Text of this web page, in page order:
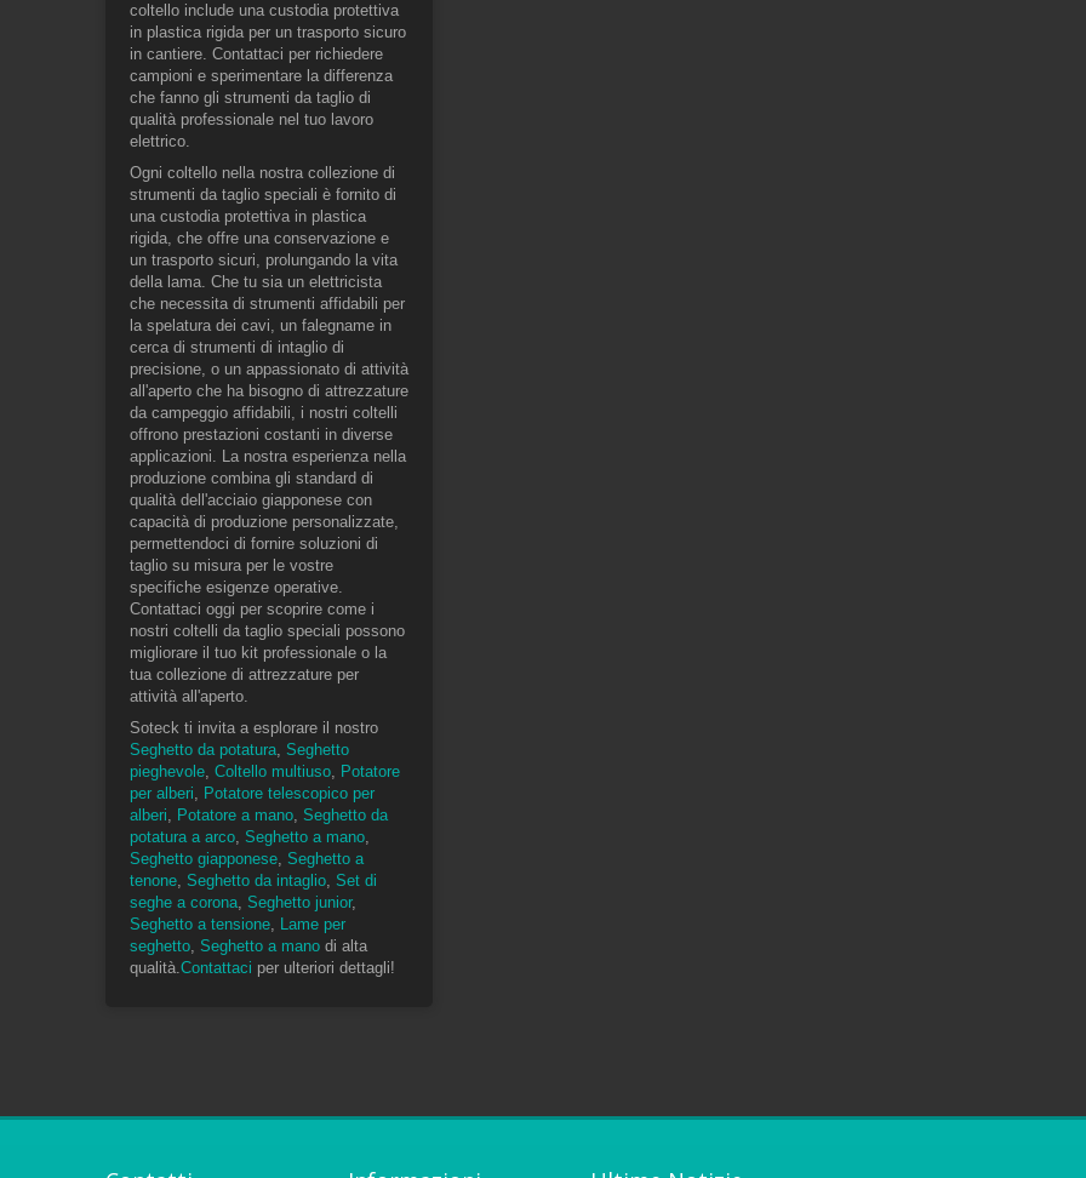
coltello include una custodia protettiva
in plastica rigida per un trasporto sicuro
in cantiere. Contattaci per richiedere
campioni e sperimentare la differenza
che fanno gli strumenti da taglio di
qualità professionale nel tuo lavoro
elettrico.
Ogni coltello nella nostra collezione di
strumenti da taglio speciali è fornito di
una custodia protettiva in plastica
rigida, che offre una conservazione e
un trasporto sicuri, prolungando la vita
della lama. Che tu sia un elettricista
che necessita di strumenti affidabili per
la spelatura dei cavi, un falegname in
cerca di strumenti di intaglio di
precisione, o un appassionato di attività
all'aperto che ha bisogno di attrezzature
da campeggio affidabili, i nostri coltelli
offrono prestazioni costanti in diverse
applicazioni. La nostra esperienza nella
produzione combina gli standard di
qualità dell'acciaio giapponese con
capacità di produzione personalizzate,
permettendoci di fornire soluzioni di
taglio su misura per le vostre
specifiche esigenze operative.
Contattaci oggi per scoprire come i
nostri coltelli da taglio speciali possono
migliorare il tuo kit professionale o la
tua collezione di attrezzature per
attività all'aperto.
Soteck ti invita a esplorare il nostro
Seghetto da potatura, Seghetto
pieghevole, Coltello multiuso, Potatore
per alberi, Potatore telescopico per
alberi, Potatore a mano, Seghetto da
potatura a arco, Seghetto a mano,
Seghetto giapponese, Seghetto a
tenone, Seghetto da intaglio, Set di
seghe a corona, Seghetto junior,
Seghetto a tensione, Lame per
seghetto, Seghetto a mano di alta
qualità.Contattaci per ulteriori dettagli!